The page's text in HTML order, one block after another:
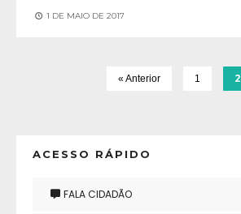
1 DE MAIO DE 2017
« Anterior 1 2
ACESSO RÁPIDO
FALA CIDADÃO